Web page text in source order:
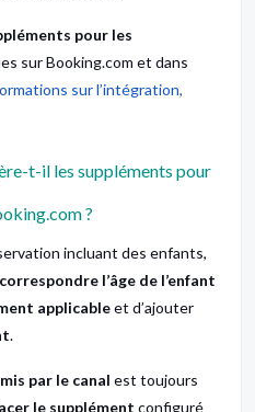
pour les
sur Booking.com et dans
sur l’intégration,
t-il les suppléments pour
?
incluant des enfants,
l’âge de l’enfant
applicableet d’ajouter
.
par le canal est toujours
le supplément configuré